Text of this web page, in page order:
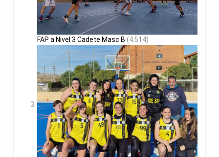
FAP a Nivel 3 Cadete Masc B (4.514)